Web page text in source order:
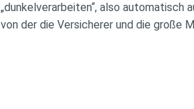
„dunkelverarbeiten“, also automatisch
von der die Versicherer und die große